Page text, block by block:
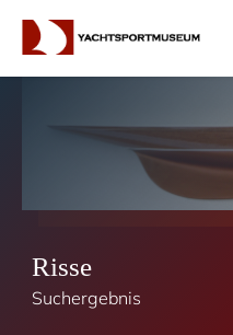
Risse
Suchergebnis